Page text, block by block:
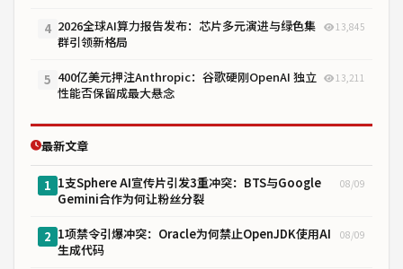
4 2026全球AI算力报告发布：芯片多元演进与绿色集
群引领新格局
13,845
5 400亿美元押注Anthropic：谷歌硬刚OpenAI 独立
性能否保留成最大悬念
13,211
最新文章
1 1支Sphere AI宣传片引发3重冲突：BTS与Google
Gemini合作为何让粉丝分裂
08/09
2 1项禁令引爆冲突：Oracle为何禁止OpenJDK使用AI
生成代码
08/09